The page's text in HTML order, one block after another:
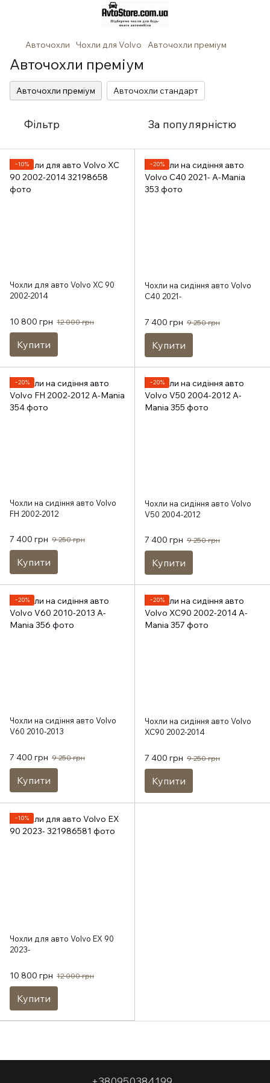
Авточохли Чохли для Volvo Авточохли преміум
Авточохли преміум
Авточохли преміум Авточохли стандарт
Фільтр За популярністю
−10%
Чохли для авто Volvo XC 90
2002-2014
10 800 грн 12 000 грн
Купити
−20%
Чохли на сидіння авто Volvo
C40 2021-
7 400 грн 9 250 грн
Купити
−20%
Чохли на сидіння авто Volvo
FH 2002-2012
7 400 грн 9 250 грн
Купити
−20%
Чохли на сидіння авто Volvo
V50 2004-2012
7 400 грн 9 250 грн
Купити
−20%
Чохли на сидіння авто Volvo
V60 2010-2013
7 400 грн 9 250 грн
Купити
−20%
Чохли на сидіння авто Volvo
XC90 2002-2014
7 400 грн 9 250 грн
Купити
−10%
Чохли для авто Volvo EX 90
2023-
10 800 грн 12 000 грн
Купити